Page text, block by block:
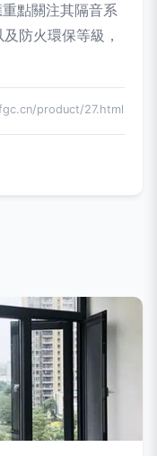
點關注其隔音系
防火環保等級，
product/27.html